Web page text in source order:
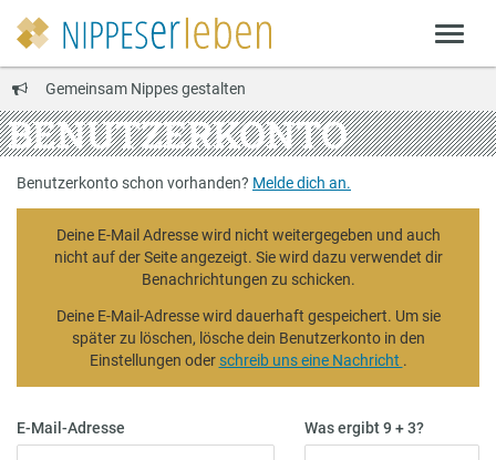
Gemeinsam Nippes gestalten
BENUTZERKONTO
Benutzerkonto schon vorhanden? Melde dich an.
Deine E-Mail Adresse wird nicht weitergegeben und auch
nicht auf der Seite angezeigt. Sie wird dazu verwendet dir
Benachrichtungen zu schicken.
Deine E-Mail-Adresse wird dauerhaft gespeichert. Um sie
später zu löschen, lösche dein Benutzerkonto in den
Einstellungen oderschreib uns eine Nachricht .
E-Mail-Adresse Was ergibt 9 + 3?